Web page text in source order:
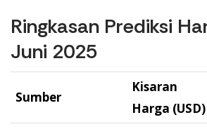
Ringkasan Prediksi
Juni 2025
Sumber
Kisaran
Harga (USD)